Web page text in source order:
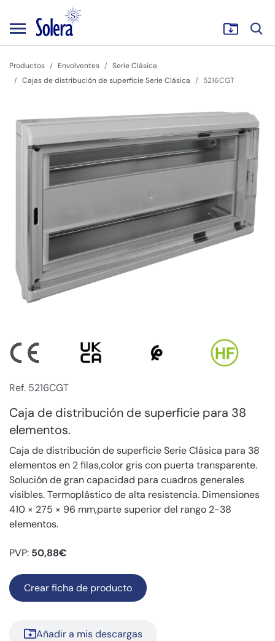
Productos Envolventes
Serie Clásica
Cajas de distribución de superficie Serie Clásica
5216CGT
Ref. 5216CGT
Caja de distribución de superficie para 38
elementos.
Caja de distribución de superficie Serie Clásica para 38
elementos en 2 filas,color gris con puerta transparente.
Solución de gran capacidad para cuadros generales
visibles. Termoplástico de alta resistencia. Dimensiones
410 × 275 × 96 mm,parte superior del rango 2-38
elementos.
PVP: 50,88€
Crear ficha de producto
Añadir a mis descargas